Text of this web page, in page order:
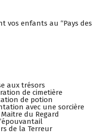
vos enfants au “Pays des
aux trésors
de cimetière
de potion
avec une sorcière
du Regard
de la Terreur